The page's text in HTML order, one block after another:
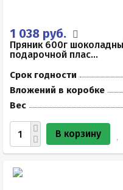
1 038 руб.
Пряник 600г
подарочной плас...
Срок годности
Вложений в коробке
Вес
В корзину